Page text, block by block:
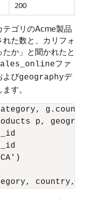
200
ゴリのAcme製品
た数と、カリフォ
か」と聞かれたと
ファ
よびgeographyデ
す。
p,
country,